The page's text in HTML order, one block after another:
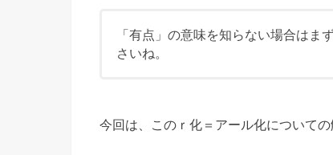
「有点」の意味を知らない場合はま
さいね。
今回は、このｒ化＝アール化についての